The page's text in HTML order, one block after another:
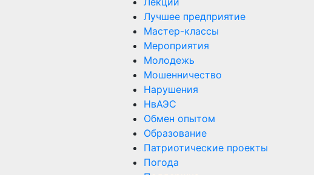
Лучшее предприятие
Мастер-классы
Мероприятия
Молодежь
Мошенничество
Нарушения
НвАЭС
Обмен опытом
Образование
Патриотические проекты
Погода